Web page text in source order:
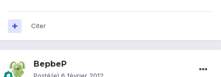
Citer
BepbeP